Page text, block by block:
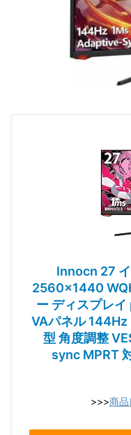
Innocn 27
2560x1440
ー ディスプレ
VAパネル 144Hz
型 角度調整
sync MPRT
>>>商品